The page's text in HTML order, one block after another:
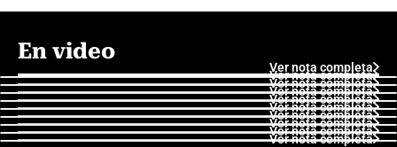
En video
Ver nota completa
Ver nota completa
Ver nota completa
Ver nota completa
Ver nota completa
Ver nota completa
Ver nota completa
Ver nota completa
Ver nota completa
Ver nota completa